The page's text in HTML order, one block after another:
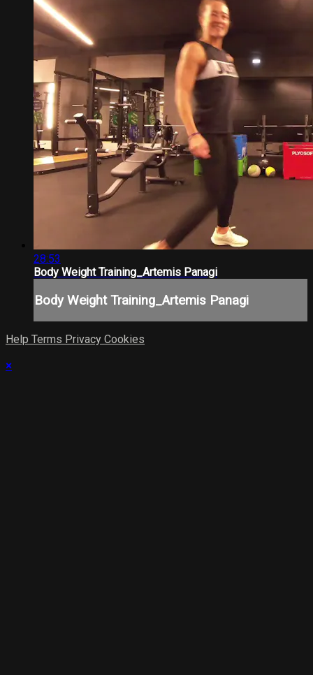
28:53
Body Weight Training_Artemis Panagi
Body Weight Training_Artemis Panagi
Help Terms Privacy Cookies
×